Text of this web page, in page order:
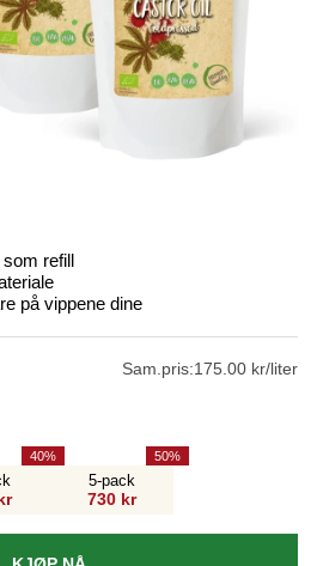
refill
på vippene dine
Sam.pris:175.00 kr/liter
40
5-pack
730 kr
50